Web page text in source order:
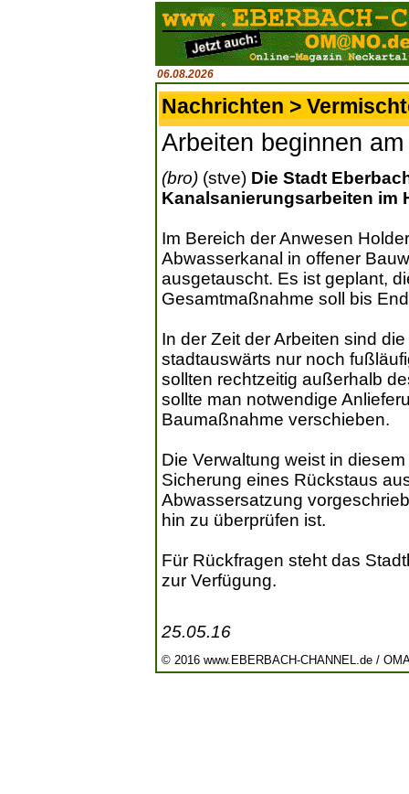
06.08.2026
Nachrichten >
Arbeiten beginnen
(bro) (stve) Die Stadt
Kanalsanierungsarbeiten im
Im Bereich der Anwesen
Abwasserkanal in offener
ausgetauscht. Es ist geplant,
Gesamtmaßnahme soll bis
In der Zeit der Arbeiten sind
stadtauswärts nur noch
sollten rechtzeitig außerhalb
sollte man notwendige
Baumaßnahme verschieben.
Die Verwaltung weist in
Sicherung eines Rückstaus
Abwassersatzung
hin zu überprüfen ist.
Für Rückfragen steht das
zur Verfügung.
25.05.16
© 2016 www.EBERBACH-CHANNEL.de /